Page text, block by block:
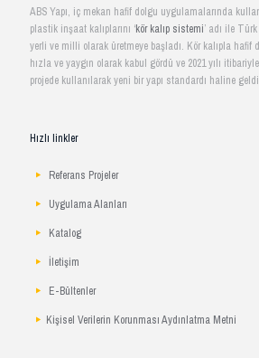
ABS Yapı, iç mekan hafif dolgu uygulamalarında
plastik inşaat kalıplarını ‘kör kalıp sistemi’ adı ile
yerli ve milli olarak üretmeye başladı. Kör kalıpla
hızla ve yaygın olarak kabul gördü ve 2021 yılı
projede kullanılarak yeni bir yapı standardı haline
Hızlı linkler
Referans Projeler
Uygulama Alanları
Katalog
İletişim
E-Bültenler
Kişisel Verilerin Korunması Aydınlatma Metni